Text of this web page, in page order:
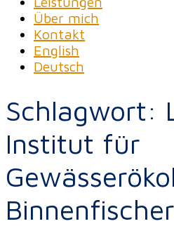
Über mich
Kontakt
English
Deutsch
Schlagwort:
Institut für